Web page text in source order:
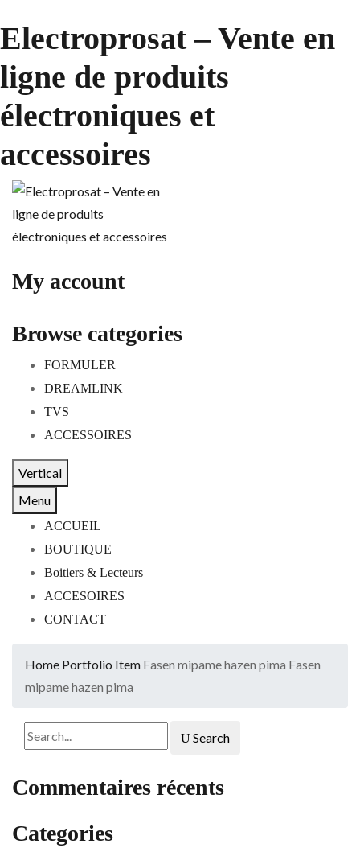
Electroprosat – Vente en
ligne de produits
électroniques et
accessoires
My account
Browse categories
FORMULER
DREAMLINK
TVS
ACCESSOIRES
Vertical
Menu
ACCUEIL
BOUTIQUE
Boitiers & Lecteurs
ACCESOIRES
CONTACT
Home Portfolio Item Fasen mipame hazen pima Fasen
mipame hazen pima
Search
Commentaires récents
Categories